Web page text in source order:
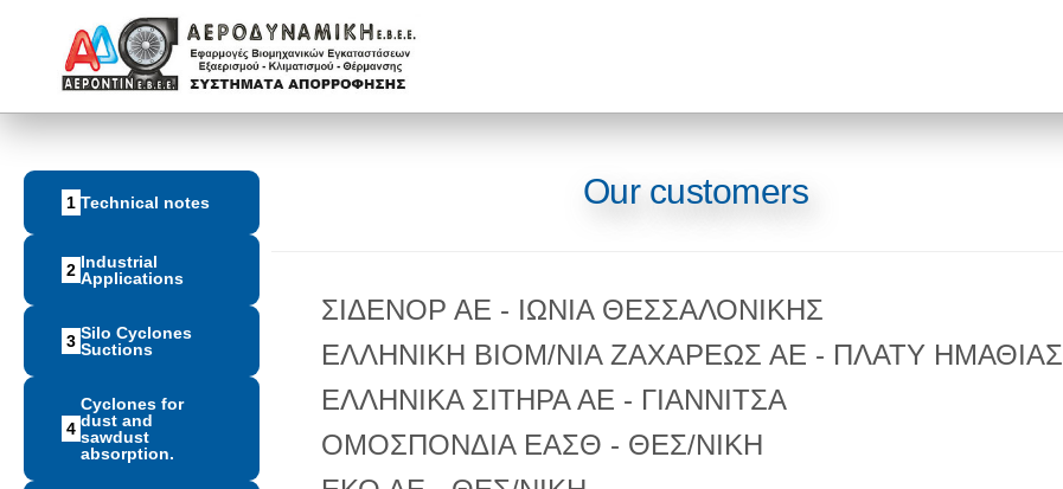
1 Technical notes
2 Industrial
Applications
3 Silo Cyclones
Suctions
4
Cyclones for
dust and
sawdust
absorption.
Our customers
ΣΙΔΕΝΟΡ ΑΕ - ΙΩΝΙΑ ΘΕΣΣΑΛΟΝΙΚΗΣ
ΕΛΛΗΝΙΚΗ ΒΙΟΜ/ΝΙΑ ΖΑΧΑΡΕΩΣ ΑΕ - ΠΛΑΤΥ ΗΜΑΘΙΑΣ
ΕΛΛΗΝΙΚΑ ΣΙΤΗΡΑ ΑΕ - ΓΙΑΝΝΙΤΣΑ
ΟΜΟΣΠΟΝΔΙΑ ΕΑΣΘ - ΘΕΣ/ΝΙΚΗ